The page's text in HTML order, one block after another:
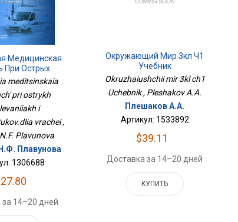
Медицинская
При Острых
И
meditsinskaia
pri ostrykh
i
vrachei ,
Plavunova
Плавунова
1306688
14–20 дней
Окружающий Мир 3кл Ч1
Учебник
Okruzhaiushchii mir 3kl ch1
Uchebnik , Pleshakov A.A.
Плешаков А.А.
Артикул: 1533892
$39.11
Доставка за 14–20 дней
КУПИТЬ